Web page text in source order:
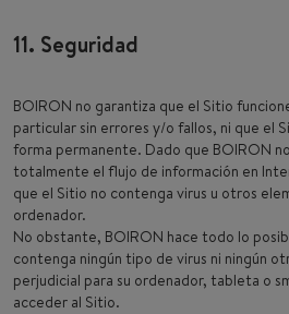
11. Seguridad
BOIRON no garantiza que el Sitio
particular sin errores y/o fallos, ni que el
forma permanente. Dado que BOIRON
totalmente el flujo de información en
que el Sitio no contenga virus u otros
ordenador.
No obstante, BOIRON hace todo lo
contenga ningún tipo de virus ni ningún
perjudicial para su ordenador, tableta o
acceder al Sitio.